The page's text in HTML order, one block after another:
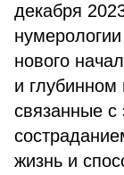
декабря
нового
и
связанные
жизнь и